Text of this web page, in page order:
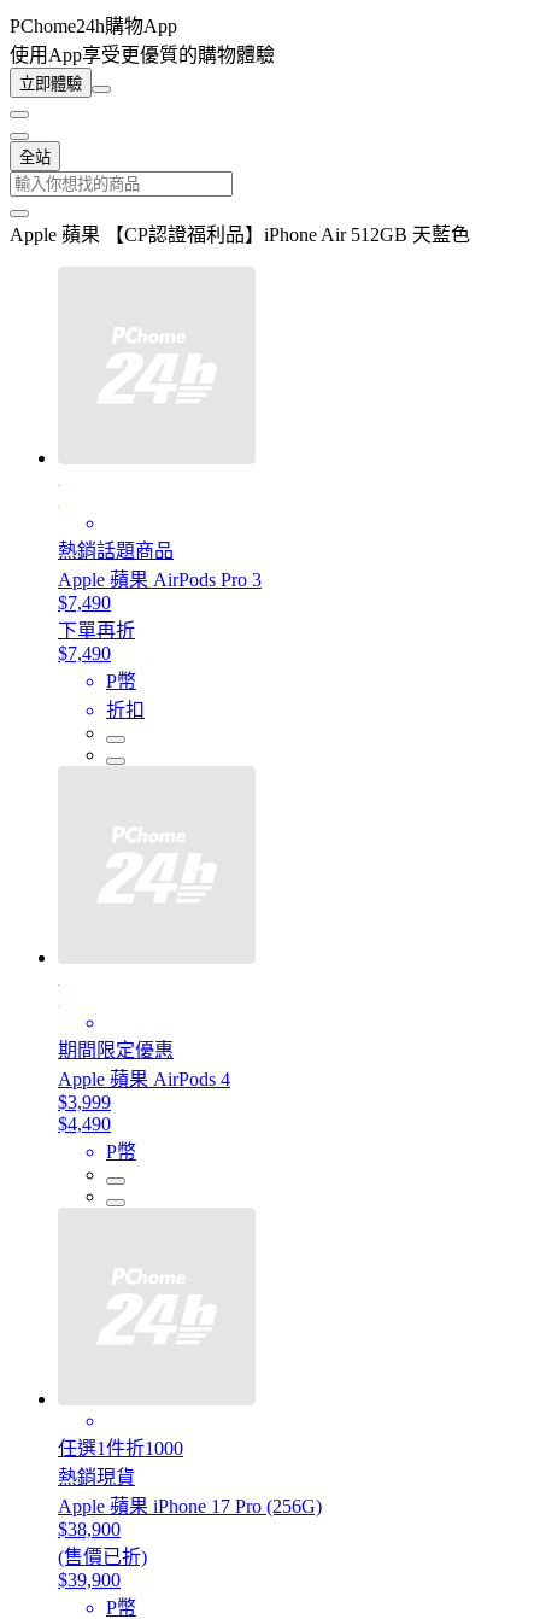
PChome24h購物App
使用App享受更優質的購物體驗
立即體驗
全站
Apple 蘋果 【CP認證福利品】iPhone Air 512GB 天藍色
熱銷話題商品
Apple 蘋果 AirPods Pro 3
$7,490
下單再折
$7,490
P幣
折扣
期間限定優惠
Apple 蘋果 AirPods 4
$3,999
$4,490
P幣
任選1件折1000
熱銷現貨
Apple 蘋果 iPhone 17 Pro (256G)
$38,900
(售價已折)
$39,900
P幣